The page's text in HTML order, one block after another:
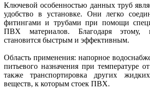
Ключевой особенностью данных труб
удобство в установке. Они легко
фитингами и трубами при помощи
ПВХ материалов. Благодаря этому,
становится быстрым и эффективным.
Область применения: напорное
питьевого назначения при температуре
также транспортировка других
веществ, к которым стоек ПВХ.